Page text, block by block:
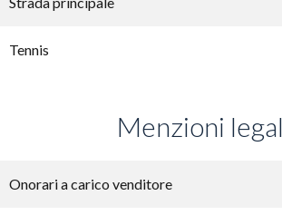
Tennis
Menzioni
Onorari a carico venditore